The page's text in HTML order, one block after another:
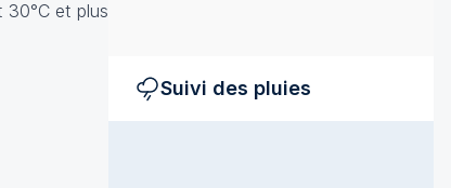
30°C et plus
Suivi des pluies